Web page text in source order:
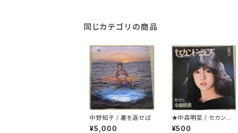
同じカテゴリの商品
中野知子 / 裏を返せば
¥5,000
★中森明菜 / セカンド・
ラブ
¥500